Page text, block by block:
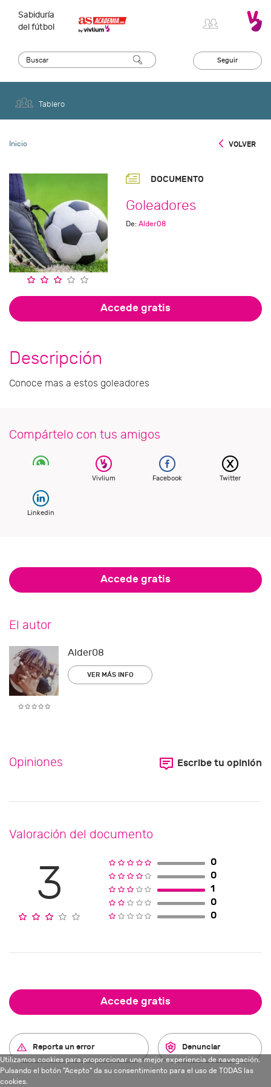
Sabiduría
del fútbol
Seguir
Tablero
Inicio VOLVER
DOCUMENTO
Goleadores
De: Alder08
Accede gratis
Descripción
Conoce mas a estos goleadores
Compártelo con tus amigos
Vivlium Facebook Twitter
Linkedin
Accede gratis
El autor
Alder08
VER MÁS INFO
Opiniones Escribe tu opinión
Valoración del documento
3
0
0
1
0
0
Accede gratis
Reporta un error Denunciar
Utilizamos cookies para proporcionar una mejor experiencia de navegación.
Pulsando el botón "Acepto" da su consentimiento para el uso de TODAS las
cookies.